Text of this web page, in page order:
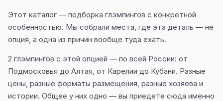
Этот каталог — подборка глэмпингов с конкретной
особенностью. Мы собрали места, где эта деталь — не
опция, а одна из причин вообще туда ехать.
2 глэмпингов с этой опцией — по всей России: от
Подмосковья до Алтая, от Карелии до Кубани. Разные
цены, разные форматы размещения, разные хозяева и
истории. Общее у них одно — вы приедете сюда именно